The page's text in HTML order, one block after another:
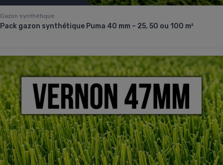
Gazon synthétique
Pack gazon synthétique Puma 40 mm – 25, 50 ou 100 m²